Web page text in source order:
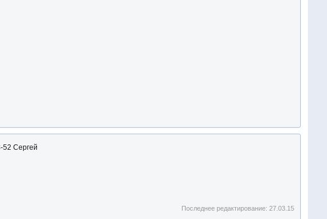
52 Сергей
Последнее редактирование:27.03.15